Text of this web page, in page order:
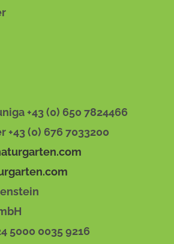
+43 (0) 650 7824466
+43 (0) 676 7033200
5000 0035 9216